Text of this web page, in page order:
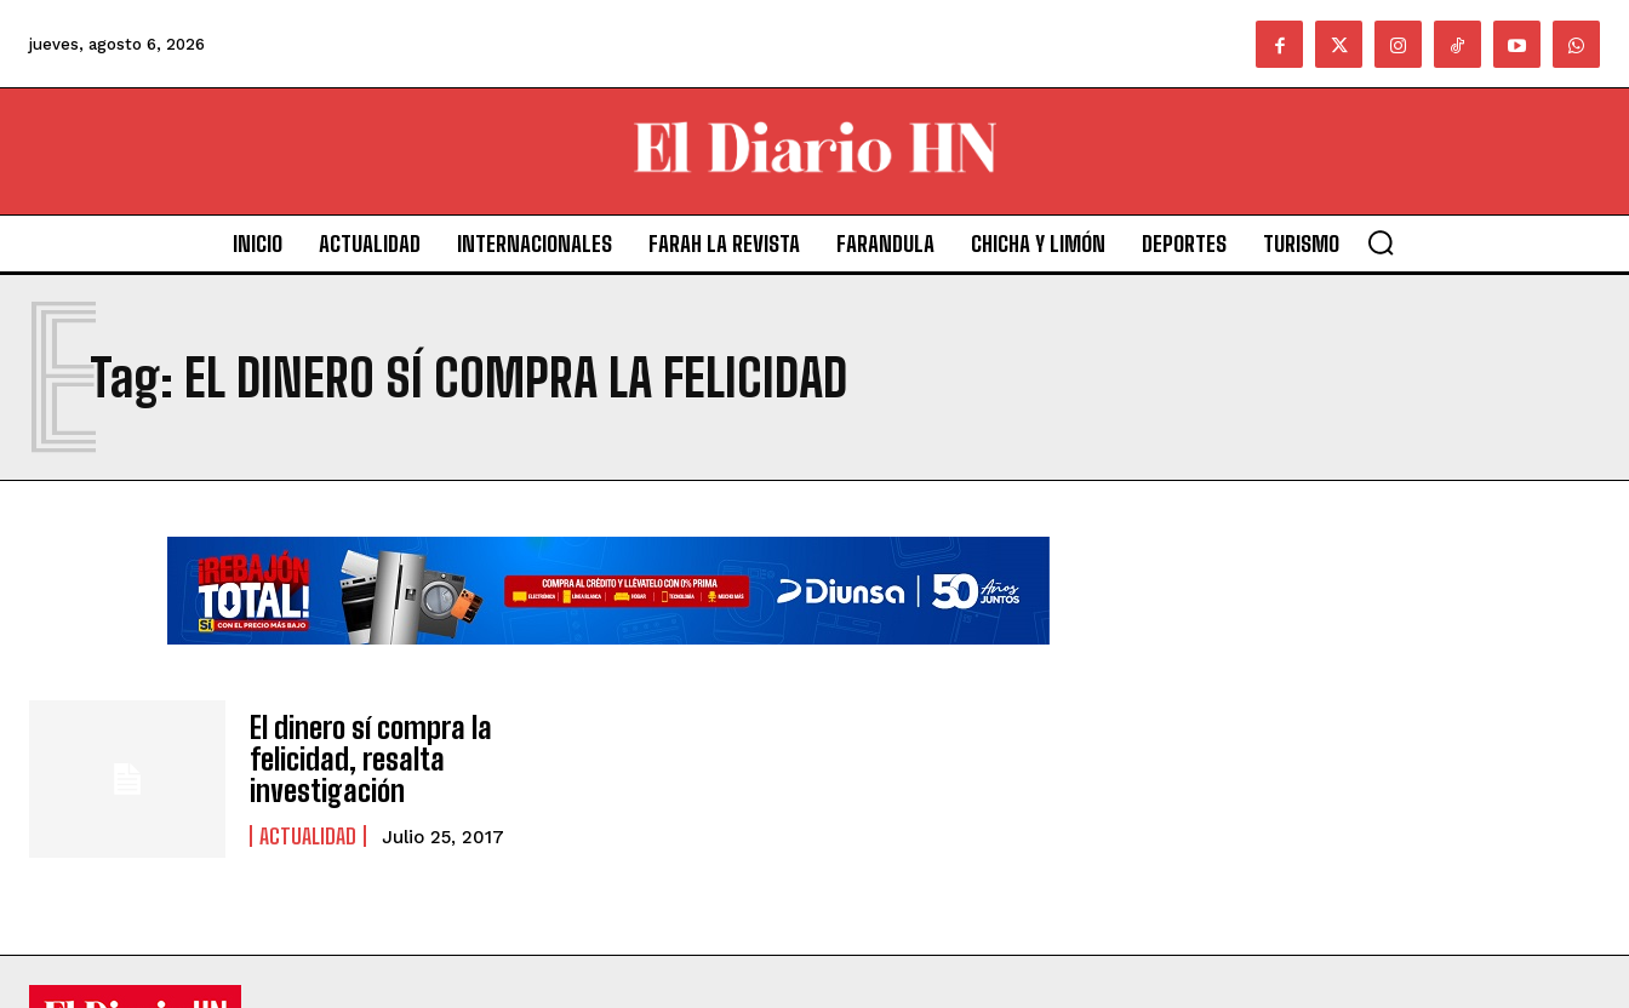
jueves, agosto 6, 2026
INICIO ACTUALIDAD INTERNACIONALES FARAH LA REVISTA FARANDULA CHICHA Y LIMÓN DEPORTES TURISMO
Tag: EL DINERO SÍ COMPRA LA FELICIDAD
E
El dinero sí compra la
felicidad, resalta
investigación
ACTUALIDAD Julio 25, 2017